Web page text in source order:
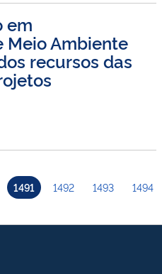
em
Meio Ambiente
recursos das
1491 1492 1493 1494